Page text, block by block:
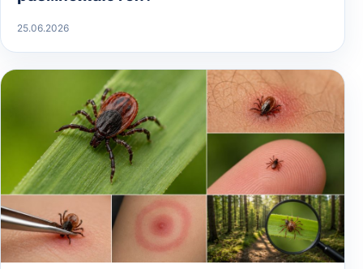
25.06.2026